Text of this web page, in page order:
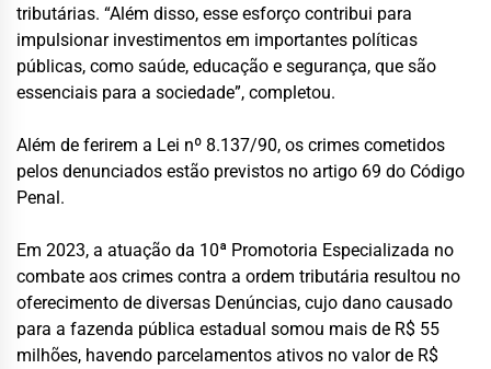
tributárias. “Além disso, esse esforço contribui para
impulsionar investimentos em importantes políticas
públicas, como saúde, educação e segurança, que são
essenciais para a sociedade”, completou.
Além de ferirem a Lei nº 8.137/90, os crimes cometidos
pelos denunciados estão previstos no artigo 69 do Código
Penal.
Em 2023, a atuação da 10ª Promotoria Especializada no
combate aos crimes contra a ordem tributária resultou no
oferecimento de diversas Denúncias, cujo dano causado
para a fazenda pública estadual somou mais de R$ 55
milhões, havendo parcelamentos ativos no valor de R$